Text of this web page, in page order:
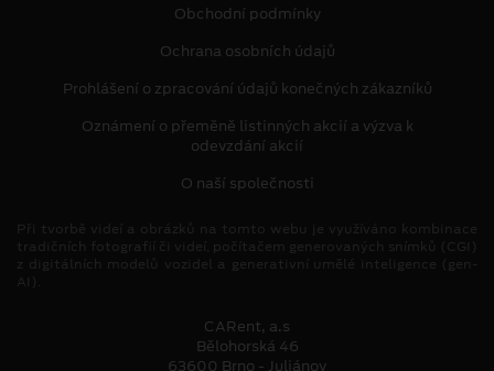
Obchodní podmínky
Ochrana osobních údajů
Prohlášení o zpracování údajů konečných zákazníků
Oznámení o přeměně listinných akcií a výzva k
odevzdání akcií
O naší společnosti
CARent, a.s
Bělohorská 46
63600 Brno - Juliánov